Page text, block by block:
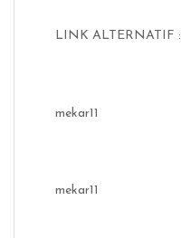
LINK ALTERNATIF :
mekar11
mekar11